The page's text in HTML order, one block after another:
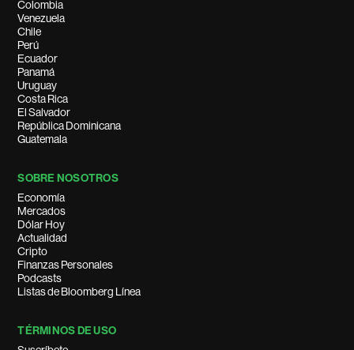
Colombia
Venezuela
Chile
Perú
Ecuador
Panamá
Uruguay
Costa Rica
El Salvador
República Dominicana
Guatemala
SOBRE NOSOTROS
Economía
Mercados
Dólar Hoy
Actualidad
Cripto
Finanzas Personales
Podcasts
Listas de Bloomberg Línea
TÉRMINOS DE USO